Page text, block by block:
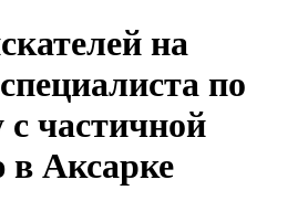
на
по
с частичной
в Аксарке